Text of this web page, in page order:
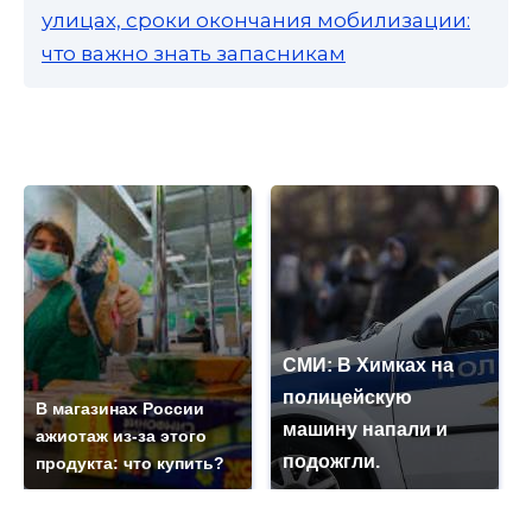
улицах, сроки окончания мобилизации:
что важно знать запасникам
В магазинах России
ажиотаж из-за этого
продукта: что купить?
СМИ: В Химках на
полицейскую
машину напали и
подожгли.